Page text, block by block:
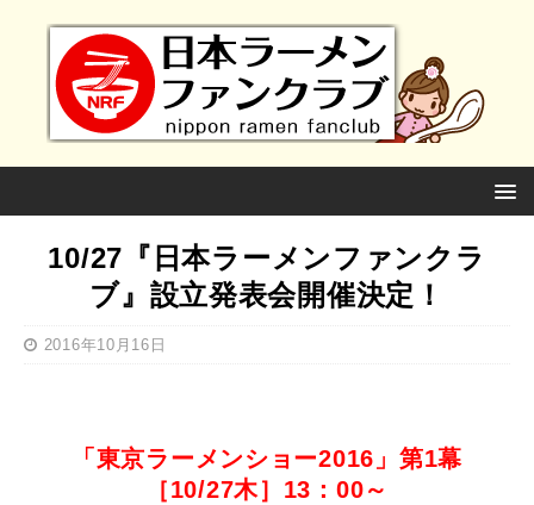
10/27『日本ラーメンファンクラ
ブ』設立発表会開催決定！
2016年10月16日
「東京ラーメンショー2016」第1幕
［10/27木］13：00～